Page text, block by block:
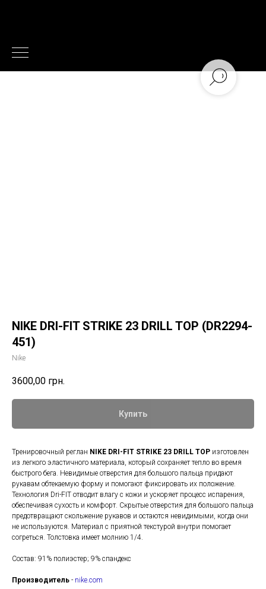
NIKE DRI-FIT STRIKE 23 DRILL TOP (DR2294-
451)
Nike
3600,00 грн.
Купить
Тренировочный реглан NIKE DRI-FIT STRIKE 23 DRILL TOP изготовлен
из легкого эластичного материала, который сохраняет тепло во время
быстрого бега. Невидимые отверстия для большого пальца придают
рукавам обтекаемую форму и помогают фиксировать их положение.
Технология Dri-FIT отводит влагу с кожи и ускоряет процесс испарения,
обеспечивая сухость и комфорт. Скрытые отверстия для большого пальца
предотвращают скольжение рукавов и остаются невидимыми, когда они
не используются. Материал с приятной текстурой внутри помогает
согреться. Толстовка имеет молнию 1/4.
Состав: 91% полиэстер; 9% спандекс
Производитель - nike.com